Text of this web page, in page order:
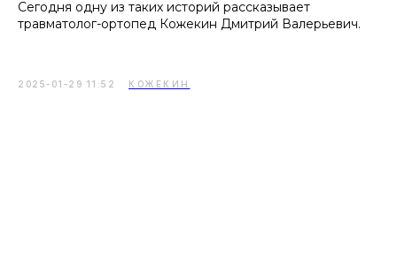
Сегодня одну из таких историй рассказывает
травматолог-ортопед Кожекин Дмитрий Валерьевич.
2025-01-29 11:52 КОЖЕКИН